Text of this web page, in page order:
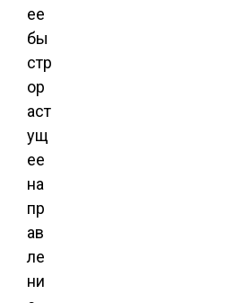
ее
бы
стр
ор
аст
ущ
ее
на
пр
ав
ле
ни